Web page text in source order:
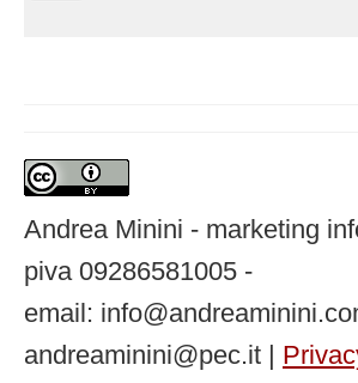
Andrea Minini - marketing
piva 09286581005 -
email:
andreaminini@pec.it |